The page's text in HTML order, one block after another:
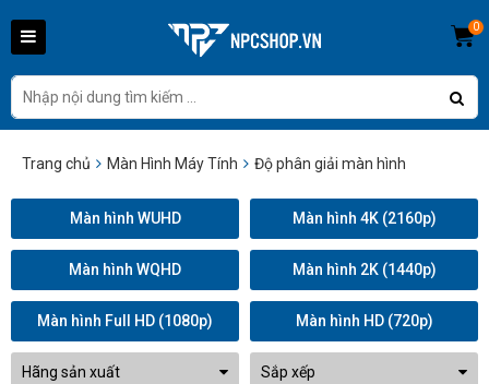
0
Trang chủ Màn Hình Máy Tính Độ phân giải màn hình
Màn hình WUHD Màn hình 4K (2160p)
Màn hình WQHD Màn hình 2K (1440p)
Màn hình Full HD (1080p) Màn hình HD (720p)
Hãng sản xuất Sắp xếp